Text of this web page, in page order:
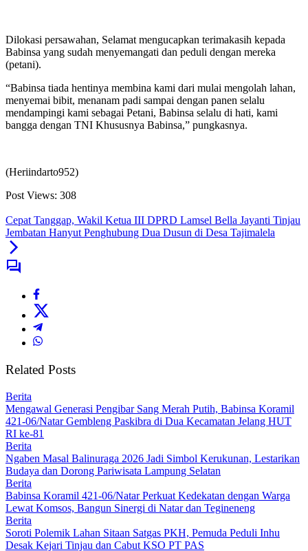
Dilokasi persawahan, Selamat mengucapkan terimakasih kepada
Babinsa yang sudah menyemangati dan peduli dengan mereka
(petani).
“Babinsa tiada hentinya membina kami dari mulai mengolah lahan,
menyemai bibit, menanam padi sampai dengan panen selalu
mendampingi kami sebagai Petani, Babinsa selalu di hati, kami
bangga dengan TNI Khususnya Babinsa,” pungkasnya.
(Heriindarto952)
Post Views: 308
Cepat Tanggap, Wakil Ketua III DPRD Lamsel Bella Jayanti Tinjau
Jembatan Hanyut Penghubung Dua Dusun di Desa Tajimalela
Related Posts
Berita
Mengawal Generasi Pengibar Sang Merah Putih, Babinsa Koramil
421-06/Natar Gembleng Paskibra di Dua Kecamatan Jelang HUT
RI ke-81
Berita
Ngaben Masal Balinuraga 2026 Jadi Simbol Kerukunan, Lestarikan
Budaya dan Dorong Pariwisata Lampung Selatan
Berita
Babinsa Koramil 421-06/Natar Perkuat Kedekatan dengan Warga
Lewat Komsos, Bangun Sinergi di Natar dan Tegineneng
Berita
Soroti Polemik Lahan Sitaan Satgas PKH, Pemuda Peduli Inhu
Desak Kejari Tinjau dan Cabut KSO PT PAS